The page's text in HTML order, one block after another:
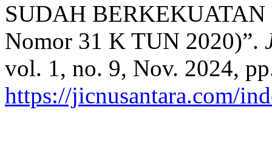
SUDAH BERKEKUATAN
Nomor 31 K TUN 2020)”.
vol. 1, no. 9, Nov. 2024,
https://jicnusantara.com/